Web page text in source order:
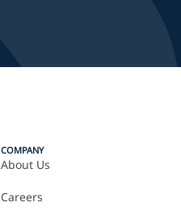
COMPANY
About Us
Careers